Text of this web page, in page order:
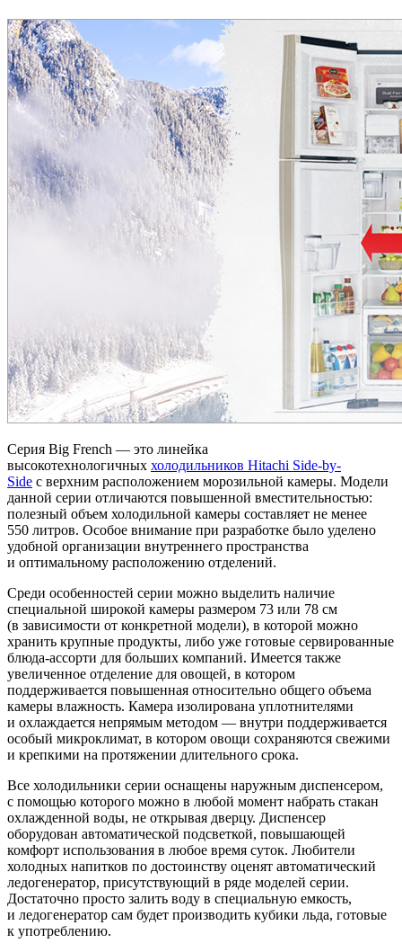
Серия Big French — это линейка
высокотехнологичных холодильников Hitachi Side-by-
Side с верхним расположением морозильной камеры. Модели
данной серии отличаются повышенной вместительностью:
полезный объем холодильной камеры составляет не менее
550 литров. Особое внимание при разработке было уделено
удобной организации внутреннего пространства
и оптимальному расположению отделений.
Среди особенностей серии можно выделить наличие
специальной широкой камеры размером 73 или 78 см
(в зависимости от конкретной модели), в которой можно
хранить крупные продукты, либо уже готовые сервированные
блюда-ассорти для больших компаний. Имеется также
увеличенное отделение для овощей, в котором
поддерживается повышенная относительно общего объема
камеры влажность. Камера изолирована уплотнителями
и охлаждается непрямым методом — внутри поддерживается
особый микроклимат, в котором овощи сохраняются свежими
и крепкими на протяжении длительного срока.
Все холодильники серии оснащены наружным диспенсером,
с помощью которого можно в любой момент набрать стакан
охлажденной воды, не открывая дверцу. Диспенсер
оборудован автоматической подсветкой, повышающей
комфорт использования в любое время суток. Любители
холодных напитков по достоинству оценят автоматический
ледогенератор, присутствующий в ряде моделей серии.
Достаточно просто залить воду в специальную емкость,
и ледогенератор сам будет производить кубики льда, готовые
к употреблению.